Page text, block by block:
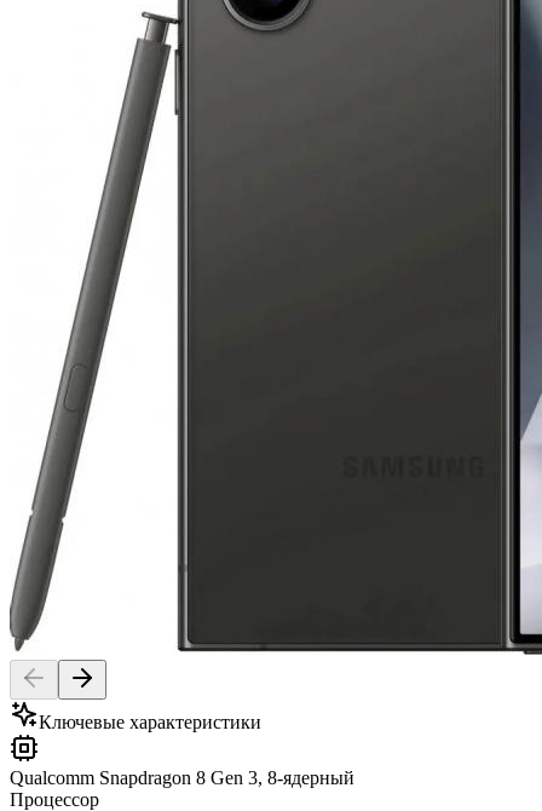
Ключевые характеристики
Qualcomm Snapdragon 8 Gen 3, 8-ядерный
Процессор